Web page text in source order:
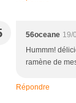
56oceane 19/
Hummm!
ramène de
Répondre